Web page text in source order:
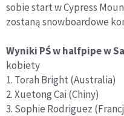
sobie start w Cypress
zostaną snowboardowe
Wyniki PŚ w halfpipe w
kobiety
1. Torah Bright (Australia)
2. Xuetong Cai (Chiny)
3. Sophie Rodriguez